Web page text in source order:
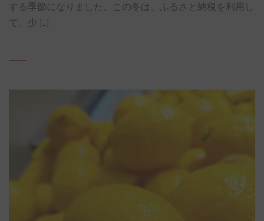
する季節になりました。この冬は、ふるさと納税を利用し
て、少 […]